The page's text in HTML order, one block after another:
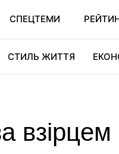
СПЕЦТЕМИ
СТИЛЬ ЖИТТЯ
взірцем